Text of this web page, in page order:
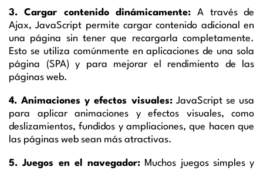
3. Cargar contenido dinámicamente:A través de
Ajax, JavaScript permite cargar contenido adicional en
una página sin tener que recargarla completamente.
Esto se utiliza comúnmente en aplicaciones de una sola
página (SPA) y para mejorar el rendimiento de las
páginas web.
4. Animaciones y efectos visuales:JavaScript se usa
para aplicar animaciones y efectos visuales, como
deslizamientos, fundidos y ampliaciones, que hacen que
las páginas web sean más atractivas.
5. Juegos en el navegador: Muchos juegos simples y